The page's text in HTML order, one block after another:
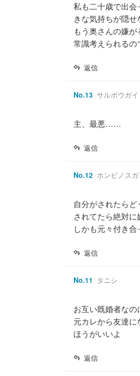
私も二十歳で出
きな気持ちが隠
もう奥さんの嫌
常識考えられるの
返信
No.13 サルボウガイ
主、最悪……
返信
No.12 ホンビノスガ
自分がされたら
されてたら絶対
しかも元々付き
返信
No.11 タニシ
お互い既婚者な
元カレから友達
ほうがいいよ
返信